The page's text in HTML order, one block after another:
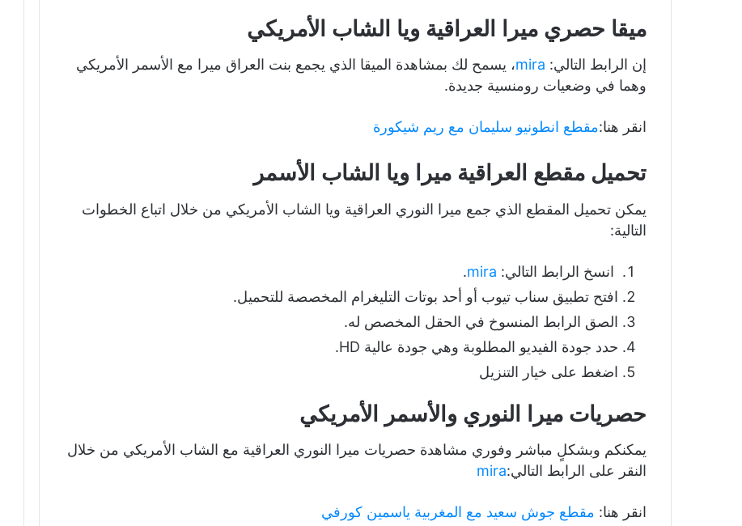
ميقا حصري ميرا العراقية ويا الشاب الأمريكي
إن الرابط التالي: mira، يسمح لك بمشاهدة الميقا الذي يجمع بنت العراق ميرا مع الأسمر الأمريكي
وهما في وضعيات رومنسية جديدة.
انقر هنا:مقطع انطونيو سليمان مع ريم شيكورة
تحميل مقطع العراقية ميرا ويا الشاب الأسمر
يمكن تحميل المقطع الذي جمع ميرا النوري العراقية ويا الشاب الأمريكي من خلال اتباع الخطوات
التالية:
انسخ الرابط التالي: mira
.
افتح تطبيق سناب تيوب أو أحد بوتات التليغرام المخصصة للتحميل.
الصق الرابط المنسوخ في الحقل المخصص له.
حدد جودة الفيديو المطلوبة وهي جودة عالية HD.
اضغط على خيار التنزيل
حصريات ميرا النوري والأسمر الأمريكي
يمكنكم وبشكلٍ مباشر وفوري مشاهدة حصريات ميرا النوري العراقية مع الشاب الأمريكي من خلال
النقر على الرابط التالي:mira
انقر هنا: مقطع جوش سعيد مع المغربية ياسمين كورفي